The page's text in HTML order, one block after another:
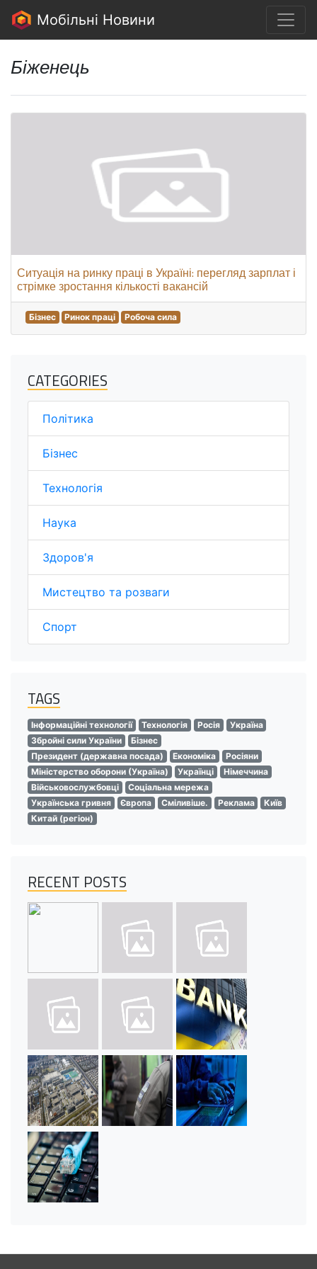
Мобільні Новини
Біженець
Ситуація на ринку праці в Україні: перегляд зарплат і
стрімке зростання кількості вакансій
Бізнес Ринок праці Робоча сила
CATEGORIES
Політика
Бізнес
Технологія
Наука
Здоров'я
Мистецтво та розваги
Спорт
TAGS
Інформаційні технології Технологія Росія
Україна
Збройні сили України
Бізнес
Президент (державна посада)
Економіка
Росіяни
Міністерство оборони (Україна)
Українці
Німеччина
Військовослужбовці
Соціальна мережа
Українська гривня
Європа Сміливіше. Реклама
Київ
Китай (регіон)
RECENT POSTS